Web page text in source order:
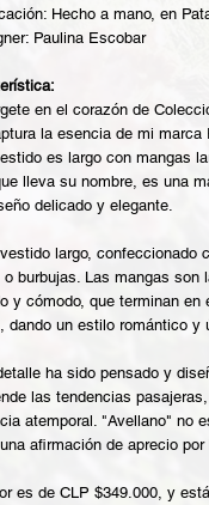
Hecho a mano, en
Paulina Escobar
en el corazón de
la esencia de mi marca
es largo con mangas
lleva su nombre, es una
delicado y elegante.
largo, confeccionado
o burbujas. Las mangas
y cómodo, que terminan
dando un estilo romántico y
ha sido pensado y
las tendencias
atemporal. "Avellano" no
afirmación de aprecio
es de CLP $349.000, y